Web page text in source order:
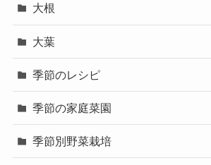
大根
大葉
季節のレシピ
季節の家庭菜園
季節別野菜栽培